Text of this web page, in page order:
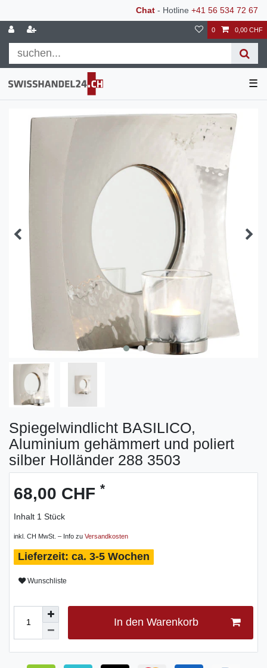
Chat - Hotline +41 56 534 72 67
0 0,00 CHF
☰
Spiegelwindlicht BASILICO,
Aluminium gehämmert und poliert
silber Holländer 288 3503
68,00 CHF *
Inhalt 1 Stück
inkl. CH MwSt. – Info zu Versandkosten
ca. 3-5 Wochen
Wunschliste
In den Warenkorb